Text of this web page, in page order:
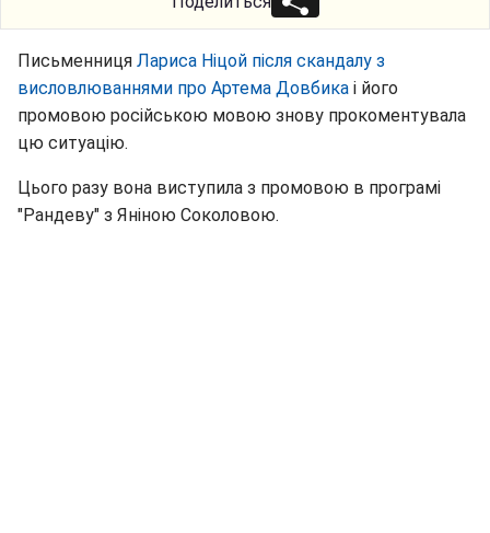
Письменниця Лариса Ніцой після скандалу з
висловлюваннями про Артема Довбика і його
промовою російською мовою знову прокоментувала
цю ситуацію.
Цього разу вона виступила з промовою в програмі
"Рандеву" з Яніною Соколовою.